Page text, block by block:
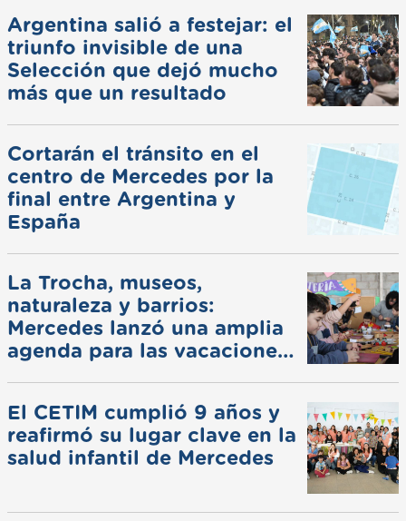
Argentina salió a festejar: el
triunfo invisible de una
Selección que dejó mucho
más que un resultado
Cortarán el tránsito en el
centro de Mercedes por la
final entre Argentina y
España
La Trocha, museos,
naturaleza y barrios:
Mercedes lanzó una amplia
agenda para las vacaciones
El CETIM cumplió 9 años y
reafirmó su lugar clave en la
salud infantil de Mercedes